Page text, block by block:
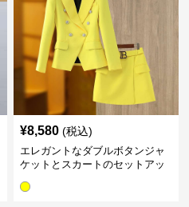
¥8,580 (税込)
エレガントなダブルボタンジャ
ケットとスカートのセットアッ